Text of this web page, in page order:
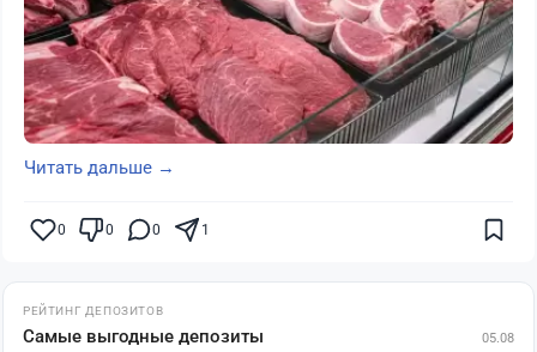
Читать дальше →
0 0 0 1
РЕЙТИНГ ДЕПОЗИТОВ
Самые выгодные депозиты 05.08